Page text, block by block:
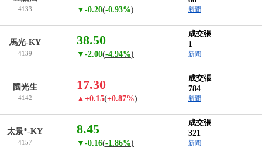
4133 ▼-0.20(-0.93%) 新聞
馬光-KY
4139
38.50
▼-2.00(-4.94%)
成交張
1
新聞
國光生
4142
17.30
▲+0.15(+0.87%)
成交張
784
新聞
太景*-KY
4157
8.45
▼-0.16(-1.86%)
成交張
321
新聞